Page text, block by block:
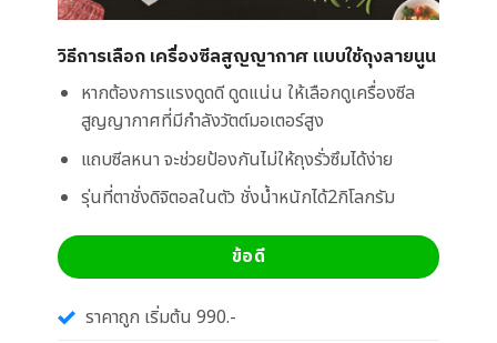
วิธีการเลือก เครื่องซีลสูญญากาศ แบบใช้ถุงลายนูน
หากต้องการแรงดูดดี ดูดแน่น ให้เลือกดูเครื่องซีล
สูญญากาศที่มีกำลังวัตต์มอเตอร์สูง
แถบซีลหนา จะช่วยป้องกันไม่ให้ถุงรั่วซึมได้ง่าย
รุ่นที่ตาชั่งดิจิตอลในตัว ชั่งน้ำหนักได้2กิโลกรัม
ข้อดี
ราคาถูก เริ่มต้น 990.-